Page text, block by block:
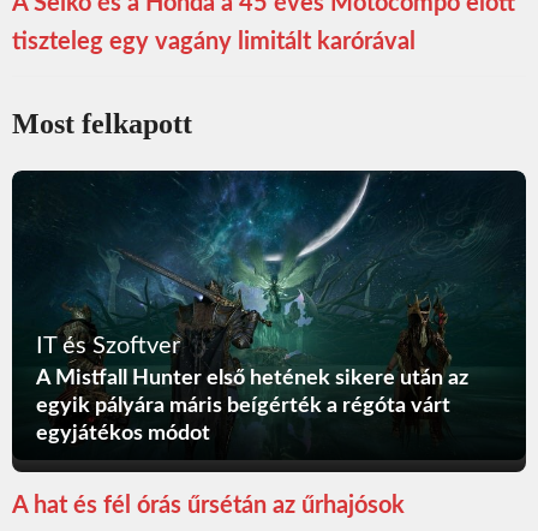
tiszteleg egy vagány limitált karórával
Most felkapott
IT és Szoftver
A Mistfall Hunter első hetének sikere után az
egyik pályára máris beígérték a régóta várt
egyjátékos módot
A hat és fél órás űrsétán az űrhajósok